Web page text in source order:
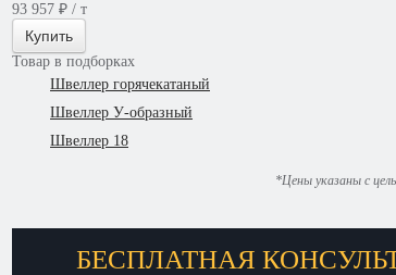
93 957 ₽ / т
Купить
Товар в подборках
Швеллер горячекатаный
Швеллер У-образный
Швеллер 18
*Цены указаны с
БЕСПЛАТНАЯ